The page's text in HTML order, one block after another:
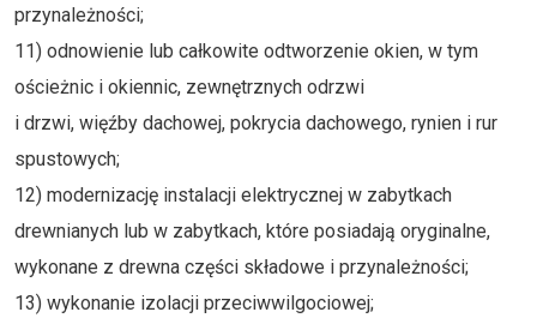
przynależności;
11) odnowienie lub całkowite odtworzenie okien, w tym
ościeżnic i okiennic, zewnętrznych odrzwi
i drzwi, więźby dachowej, pokrycia dachowego, rynien i rur
spustowych;
12) modernizację instalacji elektrycznej w zabytkach
drewnianych lub w zabytkach, które posiadają oryginalne,
wykonane z drewna części składowe i przynależności;
13) wykonanie izolacji przeciwwilgociowej;